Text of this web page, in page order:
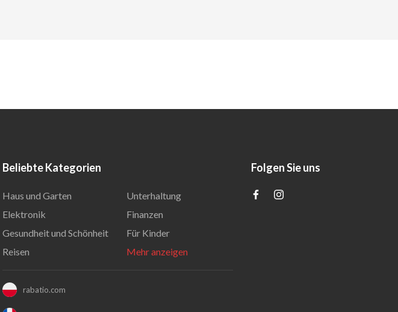
Beliebte Kategorien
Haus und Garten
Elektronik
Gesundheit und Schönheit
Reisen
Unterhaltung
Finanzen
Für Kinder
Mehr anzeigen
rabatio.com
Folgen Sie uns